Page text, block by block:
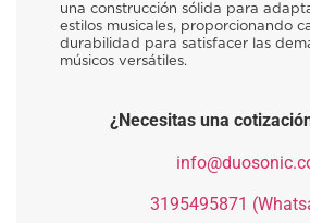
una construcción sólida para
estilos musicales, proporcionando
durabilidad para satisfacer las
músicos versátiles.
¿Necesitas una
3195495871